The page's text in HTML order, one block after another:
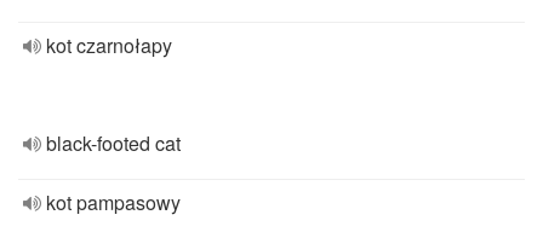
kot czarnołapy
black-footed cat
kot pampasowy